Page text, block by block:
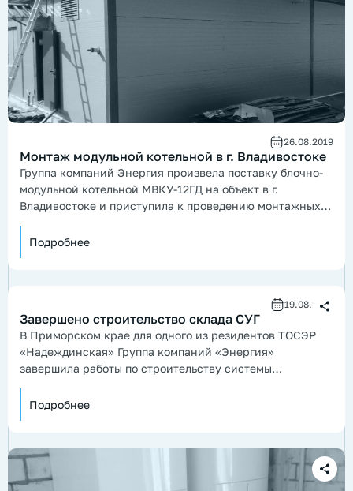
26.08.2019
Монтаж модульной котельной в г. Владивостоке
Группа компаний Энергия произвела поставку блочно-
модульной котельной МВКУ-12ГД на объект в г.
Владивостоке и приступила к проведению монтажных
Подробнее
19.08.2019
Завершено строительство склада СУГ
В Приморском крае для одного из резидентов ТОСЭР
«Надеждинская» Группа компаний «Энергия»
завершила работы по строительству системы
Подробнее